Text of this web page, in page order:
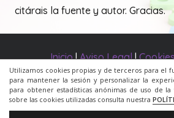
Utilizamos cookies propias y de terceros para el
para mantener la sesión y personalizar la
para obtener estadísticas anónimas de uso de
sobre las cookies utilizadas consulta nuestra
citárais la fuente y autor. Gracias.
Inicio|Aviso Legal|
© 2020 Todos los derechos
ACRILONIA